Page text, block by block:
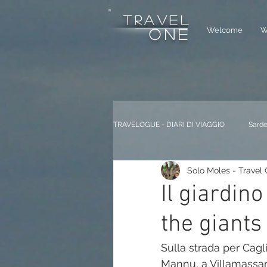
tRAVEL
one Welcome
TRAVELOGUE - DIARI DI VIAGGIO
Dolomiti ITALIA Andalucia
Berlino GERMANIA Saint Honorat
Il
the giants
Solo Moles - Travel
Sulla strada per
Mannu, a